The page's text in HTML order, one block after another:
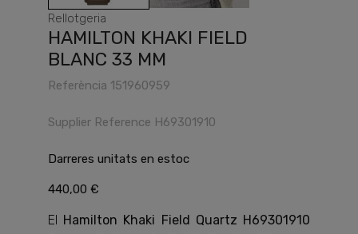
Rellotgeria
HAMILTON KHAKI FIELD
BLANC 33 MM
Referència 151960959
Supplier Reference H69301910
Darreres unitats en estoc
440,00 €
El Hamilton Khaki Field Quartz H69301910